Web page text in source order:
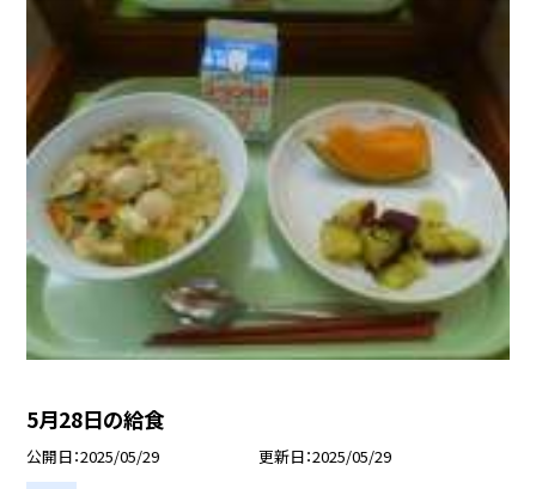
5月28日の給食
公開日 2025/05/29 更新日 2025/05/29